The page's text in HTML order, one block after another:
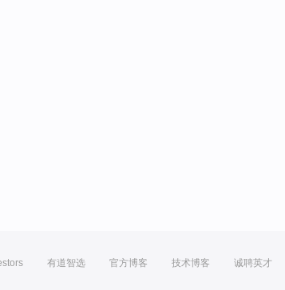
有道智选 官方博客 技术博客 诚聘英才